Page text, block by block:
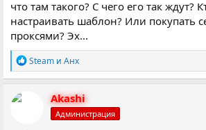
что там такого? С чего его так ждут?
настраивать шаблон? Или покупать
проксями? Эх...
Р
е
а
Steam и Анх
Akashi
Администрация